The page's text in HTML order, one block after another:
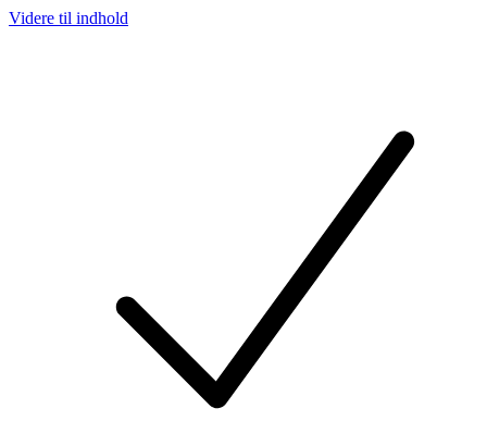
Videre til indhold